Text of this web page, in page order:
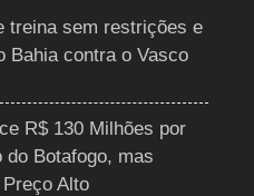
treina sem restrições e
Bahia contra o Vasco
R$ 130 Milhões por
do Botafogo, mas
Alto